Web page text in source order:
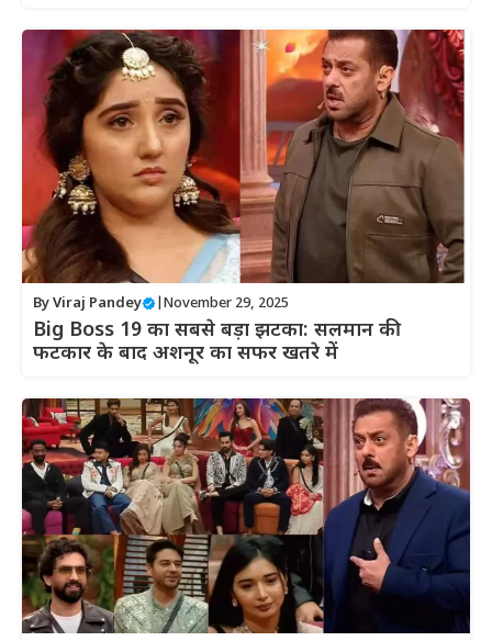
ByViraj Pandey November 29, 2025
Big Boss 19 का सबसे बड़ा झटका: सलमान की
फटकार के बाद अशनूर का सफर खतरे में